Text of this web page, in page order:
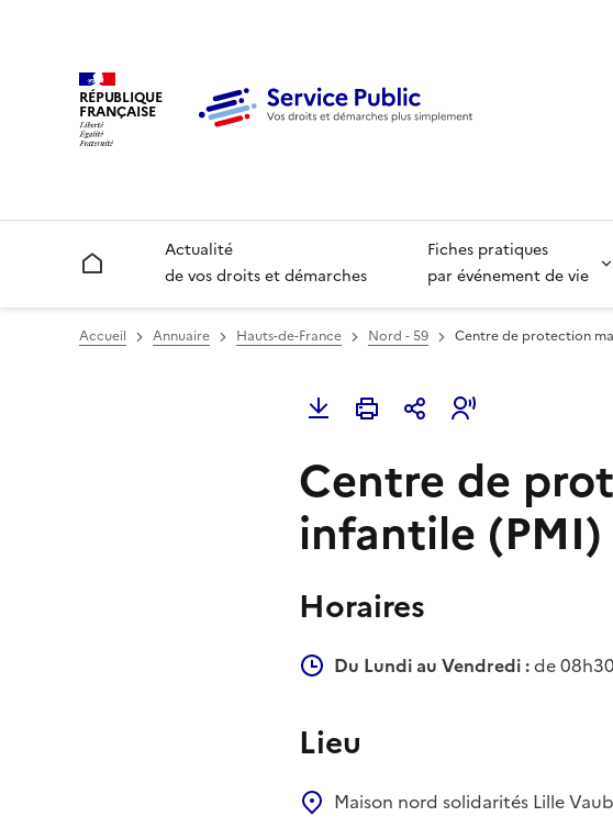
RÉPUBLIQUE
FRANÇAISE
Accueil
Actualité
de vos droits et démarches
Fiches pratiques
par événement de vie
Accueil Annuaire Hauts-de-France Nord - 59 Centre de protection
Centre de
infantile (PMI)
Horaires
Du Lundi au Vendredi :de
Lieu
Maison nord solidarités Lille